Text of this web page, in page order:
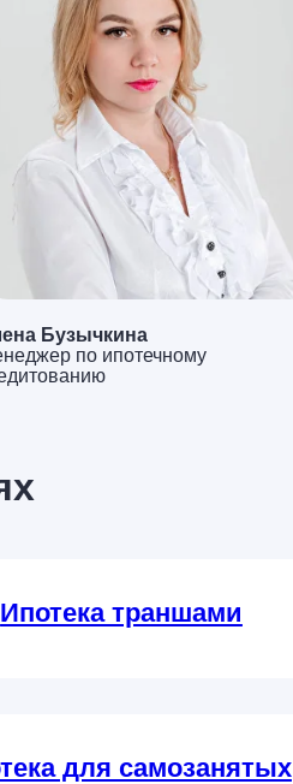
Бузычкина
по ипотечному
Ипотека траншами
для самозанятых